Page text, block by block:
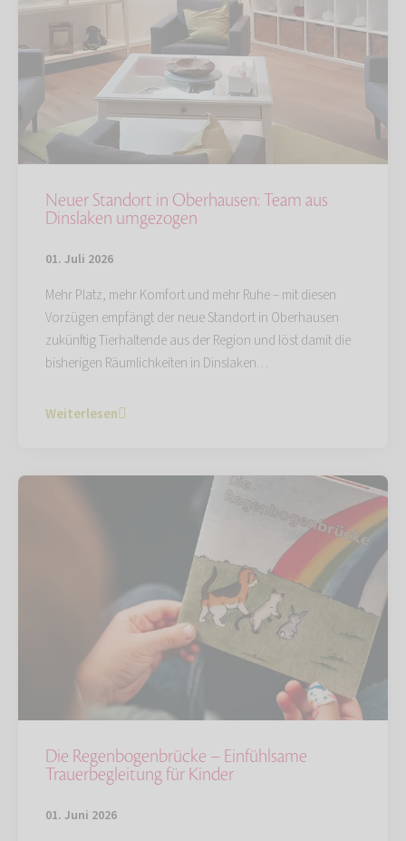
Neuer Standort in Oberhausen: Team aus
Dinslaken umgezogen
01. Juli 2026
Mehr Platz, mehr Komfort und mehr Ruhe – mit diesen
Vorzügen empfängt der neue Standort in Oberhausen
zukünftig Tierhaltende aus der Region und löst damit die
bisherigen Räumlichkeiten in Dinslaken…
Weiterlesen
Die Regenbogenbrücke – Einfühlsame
Trauerbegleitung für Kinder
01. Juni 2026